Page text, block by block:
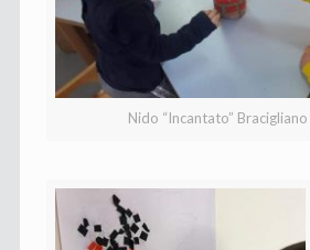
Nido “Incantato” Bracigliano